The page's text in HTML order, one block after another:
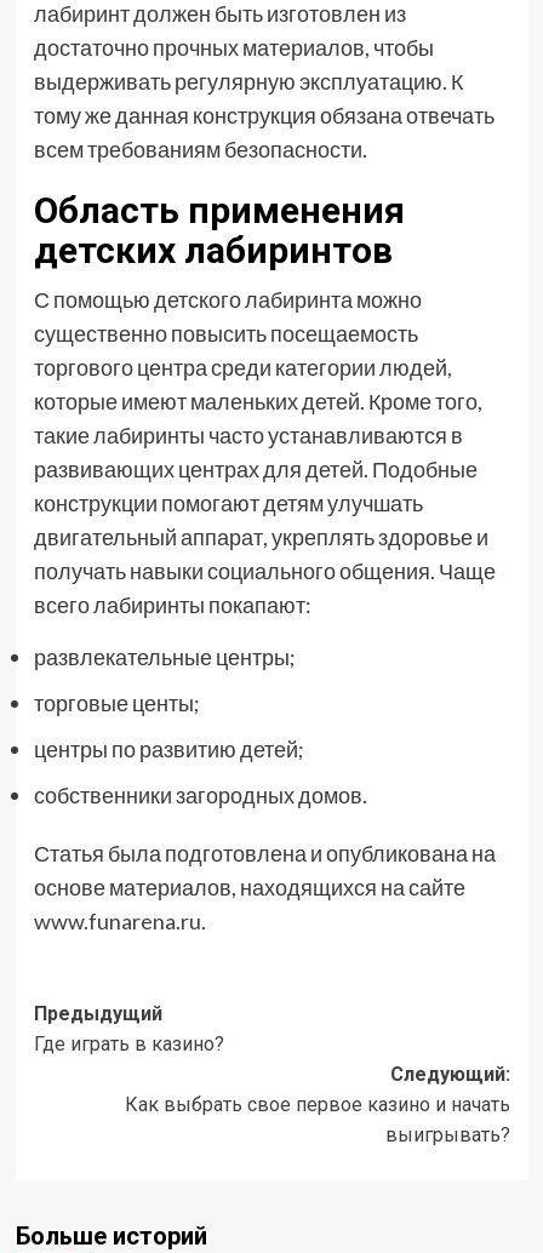
лабиринт должен быть изготовлен из
достаточно прочных материалов, чтобы
выдерживать регулярную эксплуатацию. К
тому же данная конструкция обязана отвечать
всем требованиям безопасности.
Область применения
детских лабиринтов
С помощью детского лабиринта можно
существенно повысить посещаемость
торгового центра среди категории людей,
которые имеют маленьких детей. Кроме того,
такие лабиринты часто устанавливаются в
развивающих центрах для детей. Подобные
конструкции помогают детям улучшать
двигательный аппарат, укреплять здоровье и
получать навыки социального общения. Чаще
всего лабиринты покапают:
развлекательные центры;
торговые центы;
центры по развитию детей;
собственники загородных домов.
Статья была подготовлена и опубликована на
основе материалов, находящихся на сайте
www.funarena.ru.
Навигация
записи
Предыдущий
Где играть в казино?
Следующий:
Как выбрать свое первое казино и начать
выигрывать?
Больше историй